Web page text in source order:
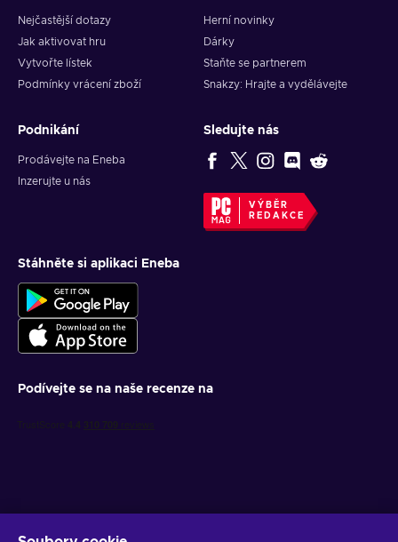
Nejčastější dotazy
Jak aktivovat hru
Vytvořte lístek
Podmínky vrácení zboží
Herní novinky
Dárky
Staňte se partnerem
Snakzy: Hrajte a vydělávejte
Podnikání
Prodávejte na Eneba
Inzerujte u nás
Sledujte nás
VÝBĚR
REDAKCE
Stáhněte si aplikaci Eneba
Podívejte se na naše recenze na